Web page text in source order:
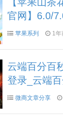
官网】6.0/
大视频支持
苹果系列 1年
云端百分百
登录_云端
微商文章分享